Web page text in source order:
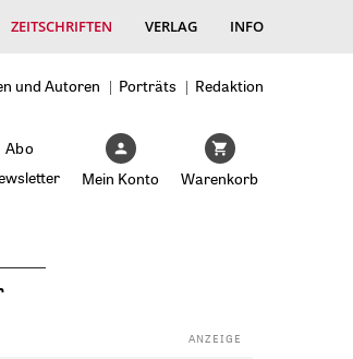
ZEITSCHRIFTEN VERLAG INFO
und Autoren Porträts
Redaktion
Abo
Mein Konto Warenkorb